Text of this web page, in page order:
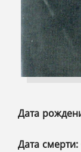
Дата
Дата смерти: